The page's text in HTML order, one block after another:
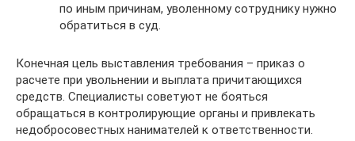
по иным причинам, уволенному сотруднику нужно
обратиться в суд.
Конечная цель выставления требования – приказ о
расчете при увольнении и выплата причитающихся
средств. Специалисты советуют не бояться
обращаться в контролирующие органы и привлекать
недобросовестных нанимателей к ответственности.